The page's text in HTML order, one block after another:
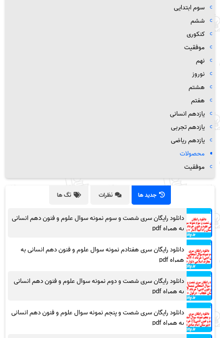
سوم ابتدایی
ششم
کنکوری
موفقیت
نهم
نوروز
هشتم
هفتم
یازدهم انسانی
یازدهم تجربی
یازدهم ریاضی
محصولات
موفقیت
جدید ها نظرات تگ ها
دانلود رایگان سری شصت و سوم نمونه سوال علوم و فنون دهم انسانی
به همراه pdf
دانلود رایگان سری هفتادم نمونه سوال علوم و فنون دهم انسانی به
همراه pdf
دانلود رایگان سری شصت و دوم نمونه سوال علوم و فنون دهم انسانی
به همراه pdf
دانلود رایگان سری شصت و پنجم نمونه سوال علوم و فنون دهم انسانی
به همراه pdf